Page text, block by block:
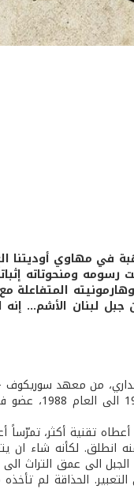
في مهاوي أوديتنا
ومنحوتاته
المتفاعلة
لبنان الأشم...
أستاذ ورئيس قسم في
تقنية أكثر، تمرّساً
انطلق. لكأنه شاء
الى عمق التراث
الحذاقة لم